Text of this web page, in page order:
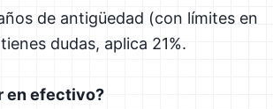
de antigüedad (con límites en
dudas, aplica 21%.
en efectivo?